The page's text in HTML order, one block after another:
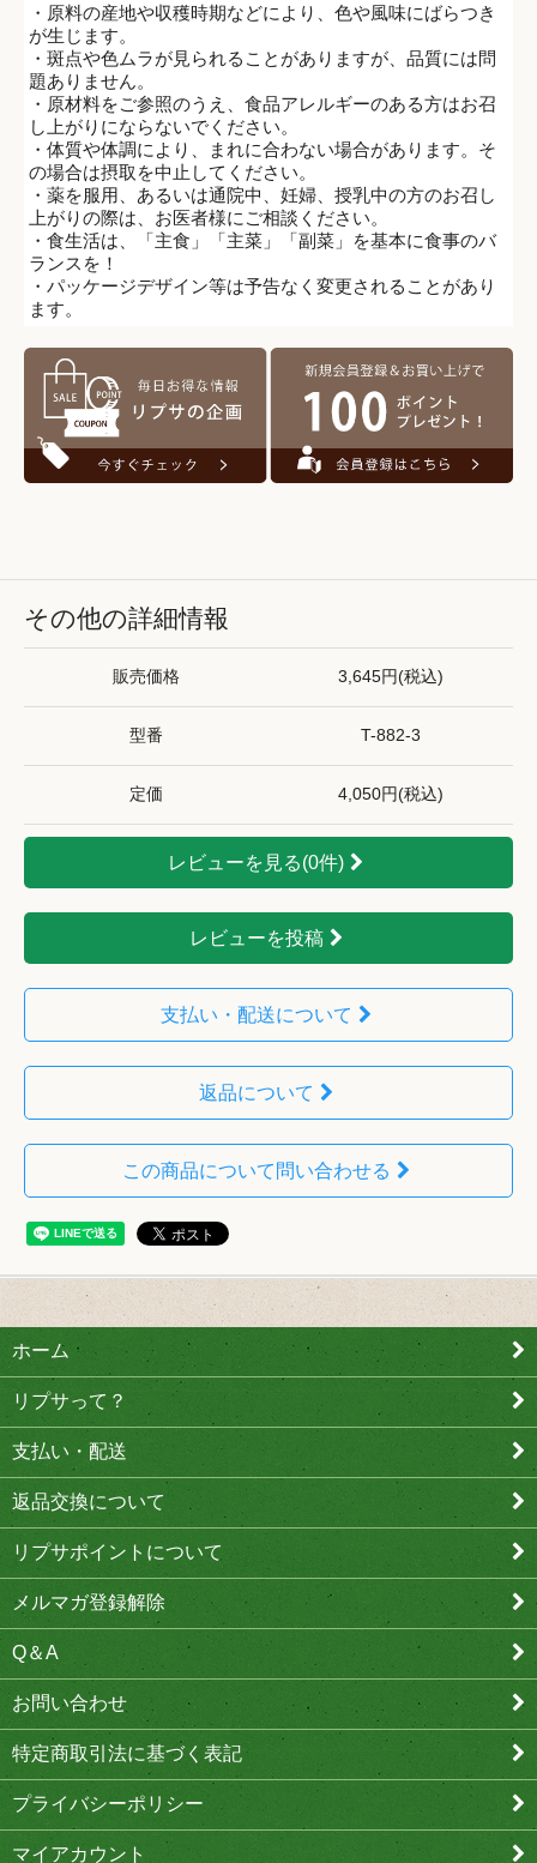
・原料の産地や収穫時期などにより、色や風味にばらつき
が生じます。
・斑点や色ムラが見られることがありますが、品質には問
題ありません。
・原材料をご参照のうえ、食品アレルギーのある方はお召
し上がりにならないでください。
・体質や体調により、まれに合わない場合があります。そ
の場合は摂取を中止してください。
・薬を服用、あるいは通院中、妊婦、授乳中の方のお召し
上がりの際は、お医者様にご相談ください。
・食生活は、「主食」「主菜」「副菜」を基本に食事のバ
ランスを！
・パッケージデザイン等は予告なく変更されることがあり
ます。
その他の詳細情報
販売価格 3,645円(税込)
型番 T-882-3
定価 4,050円(税込)
レビューを見る(0件)
レビューを投稿
支払い・配送について
返品について
この商品について問い合わせる
ホーム
リプサって？
支払い・配送
返品交換について
リプサポイントについて
メルマガ登録解除
Q＆A
お問い合わせ
特定商取引法に基づく表記
プライバシーポリシー
マイアカウント